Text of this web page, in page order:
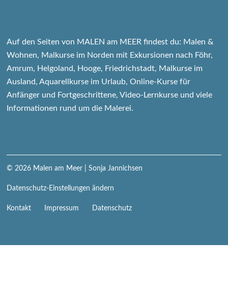
Auf den Seiten von MALEN am MEER findest du: Malen &
Wohnen, Malkurse im Norden mit Exkursionen nach Föhr,
Amrum, Helgoland, Hooge, Friedrichstadt, Malkurse im
Ausland, Aquarellkurse im Urlaub, Online-Kurse für
Anfänger und Fortgeschrittene, Video-Lernkurse und viele
Informationen rund um die Malerei.
© 2026 Malen am Meer | Sonja Jannichsen
Datenschutz-Einstellungen ändern
Navigation
Kontakt Impressum Datenschutz